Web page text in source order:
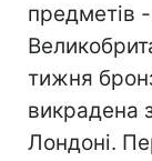
предметів
тижня
викрадена
Лондоні.